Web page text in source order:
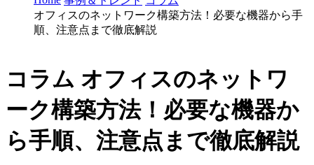
オフィスのネットワーク構築方法！必要な機器から手
順、注意点まで徹底解説
コラム オフィスのネットワ
ーク構築方法！必要な機器か
ら手順、注意点まで徹底解説